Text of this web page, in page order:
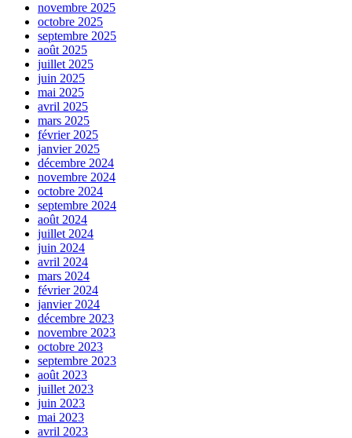
novembre 2025
octobre 2025
septembre 2025
août 2025
juillet 2025
juin 2025
mai 2025
avril 2025
mars 2025
février 2025
janvier 2025
décembre 2024
novembre 2024
octobre 2024
septembre 2024
août 2024
juillet 2024
juin 2024
avril 2024
mars 2024
février 2024
janvier 2024
décembre 2023
novembre 2023
octobre 2023
septembre 2023
août 2023
juillet 2023
juin 2023
mai 2023
avril 2023